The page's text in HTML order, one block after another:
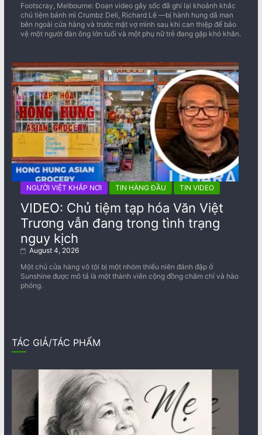
Footscray, Melbourne: Đoạn video gây sốc đã ghi lại khoảnh khắc
chủ tiệm bánh mì Crumbz Deli, Richard Lê —bị hành hung dã man
bên ngoài cửa hàng và trước mặt vợ mình sau khi can thiệp để bảo
vệ một người đàn ông lớn tuổi và một phụ nữ trẻ đang gặp khó khăn.
NGƯỜI VIỆT KHẮP NƠI TIN HÀNG ĐẦU TIN VIDEO
VIDEO: Chủ tiệm tạp hóa Văn Việt
Trương vẫn đang trong tình trạng
nguy kịch
August 4, 2026
Một chủ cửa hàng vô tội bị một nhóm thiếu niên đánh đập ở
Sunshine được mô tả là một thành viên cộng đồng chăm chỉ và hào
phóng.
TÁC GIẢ/TÁC PHẨM